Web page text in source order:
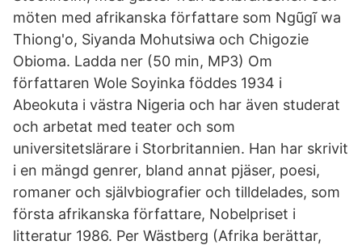
möten med afrikanska författare som Ngũgĩ wa
Thiong'o, Siyanda Mohutsiwa och Chigozie
Obioma. Ladda ner (50 min, MP3) Om
författaren Wole Soyinka föddes 1934 i
Abeokuta i västra Nigeria och har även studerat
och arbetat med teater och som
universitetslärare i Storbritannien. Han har skrivit
i en mängd genrer, bland annat pjäser, poesi,
romaner och självbiografier och tilldelades, som
första afrikanska författare, Nobelpriset i
litteratur 1986. Per Wästberg (Afrika berättar,